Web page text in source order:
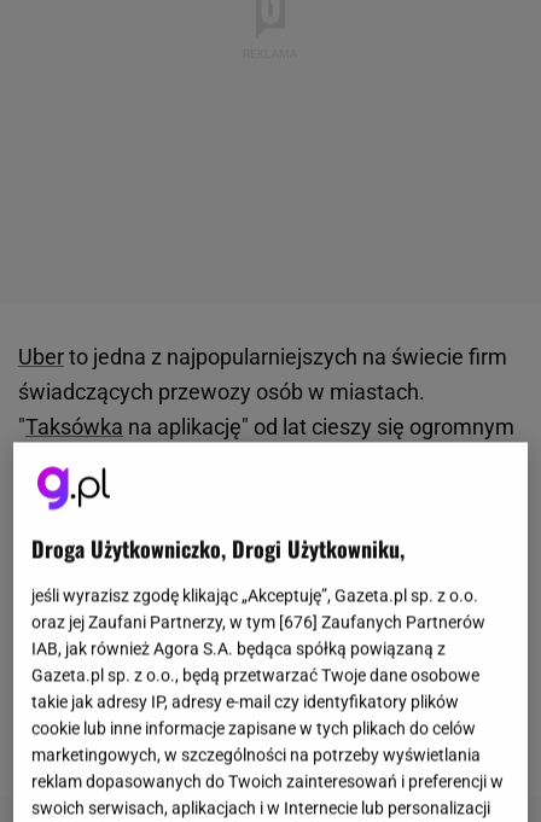
Uberto jedna z najpopularniejszych na świecie firm
świadczących przewozy osób w miastach.
"Taksówka na aplikację" od lat cieszy się ogromnym
zainteresowaniem przede wszystkim z powodu
prostej obsługi, niskiej kwoty za przejazd i dużej
polskich miastach, a teraz do tego zestawienia
dochodzi jeszcze Zakopane. Dla mieszkańców i
turystów z pewnością jest to dobra wiadomość,
jednak nieco mniej uradowani są kierowcy lokalnych
taksówek. Muszą zmierzyć się z poważną
konkurencją.
Droga Użytkowniczko, Drogi Użytkowniku,
jeśli wyrazisz zgodę klikając „Akceptuję”, Gazeta.pl sp. z o.o.
oraz jej Zaufani Partnerzy, w tym [676] Zaufanych Partnerów
IAB, jak również Agora S.A. będąca spółką powiązaną z
Gazeta.pl sp. z o.o., będą przetwarzać Twoje dane osobowe
takie jak adresy IP, adresy e-mail czy identyfikatory plików
cookie lub inne informacje zapisane w tych plikach do celów
marketingowych, w szczególności na potrzeby wyświetlania
reklam dopasowanych do Twoich zainteresowań i preferencji w
swoich serwisach, aplikacjach i w Internecie lub personalizacji